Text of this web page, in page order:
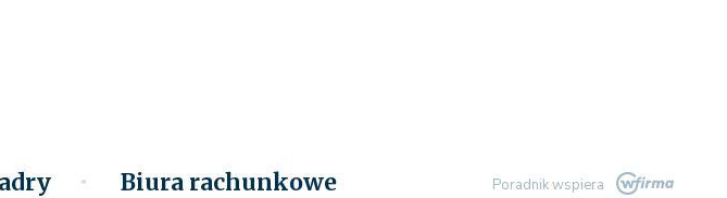
Biura rachunkowe Poradnik wspiera